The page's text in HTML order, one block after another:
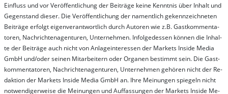
Ein­fluss und vor Ver­öf­fent­lich­ung der Bei­trä­ge kei­ne Ken­nt­nis über In­halt und
Ge­gen­stand die­ser. Die Ver­öf­fent­lich­ung der na­ment­lich ge­kenn­zeich­net­en
Bei­trä­ge er­folgt ei­gen­ver­ant­wort­lich durch Au­tor­en wie z.B. Gast­kom­men­ta­
tor­en, Nach­richt­en­ag­en­tur­en, Un­ter­neh­men. In­fol­ge­des­sen kön­nen die In­hal­
te der Bei­trä­ge auch nicht von An­la­ge­in­te­res­sen der Mar­kets In­side Me­dia
GmbH und/oder sei­nen Mit­ar­bei­tern oder Or­ga­nen be­stim­mt sein. Die Gast­
kom­men­ta­tor­en, Nach­rich­ten­ag­en­tur­en, Un­ter­neh­men ge­hör­en nicht der Re­
dak­tion der Mar­kets In­side Me­dia GmbH an. Ihre Mei­nung­en spie­geln nicht
not­wen­di­ger­wei­se die Mei­nung­en und Auf­fas­sung­en der Mar­kets In­side Me­